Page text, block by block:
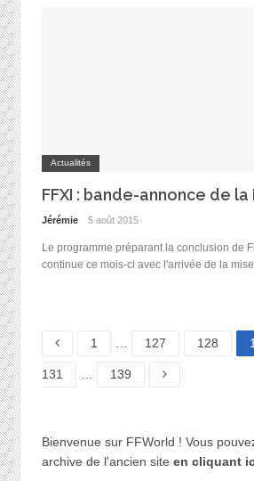
Actualités
FFXI : bande-annonce de la
Jérémie 5 août 2015
Le programme préparant la conclusion de
continue ce mois-ci avec l'arrivée de la mise
Page
1 Page
127 Page
128
131 Page
139
Bienvenue sur FFWorld ! Vous
archive de l'ancien site en cliquant